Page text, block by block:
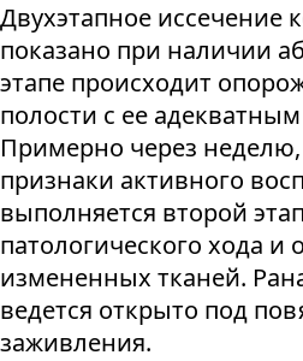
Двухэтапное иссечение
показано при наличии
этапе происходит
полости с ее
Примерно через неделю,
признаки активного
выполняется второй
патологического хода
измененных тканей.
ведется открыто под
заживления.